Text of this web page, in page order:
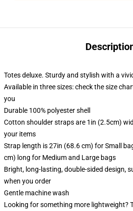
Totes deluxe. Sturdy and stylish with a
Available in three sizes: check the size
you
Durable 100% polyester shell
Cotton shoulder straps are 1in (2.5cm)
your items
Strap length is 27in (68.6 cm) for Small
cm) long for Medium and Large bags
Bright, long-lasting, double-sided design,
when you order
Gentle machine wash
Looking for something more lightweight?